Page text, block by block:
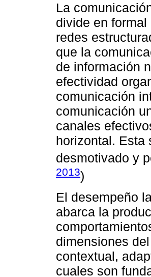
La
divide en
redes
que la
de información
efectividad
comunicación
comunicación
canales
horizontal. Esta
desmotivado y
2013)
El desempeño
abarca la
dimensiones
contextual,
cuales son